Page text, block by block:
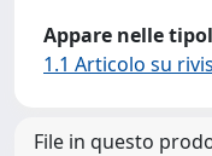
Appare nelle
1.1 Articolo su
File in questo